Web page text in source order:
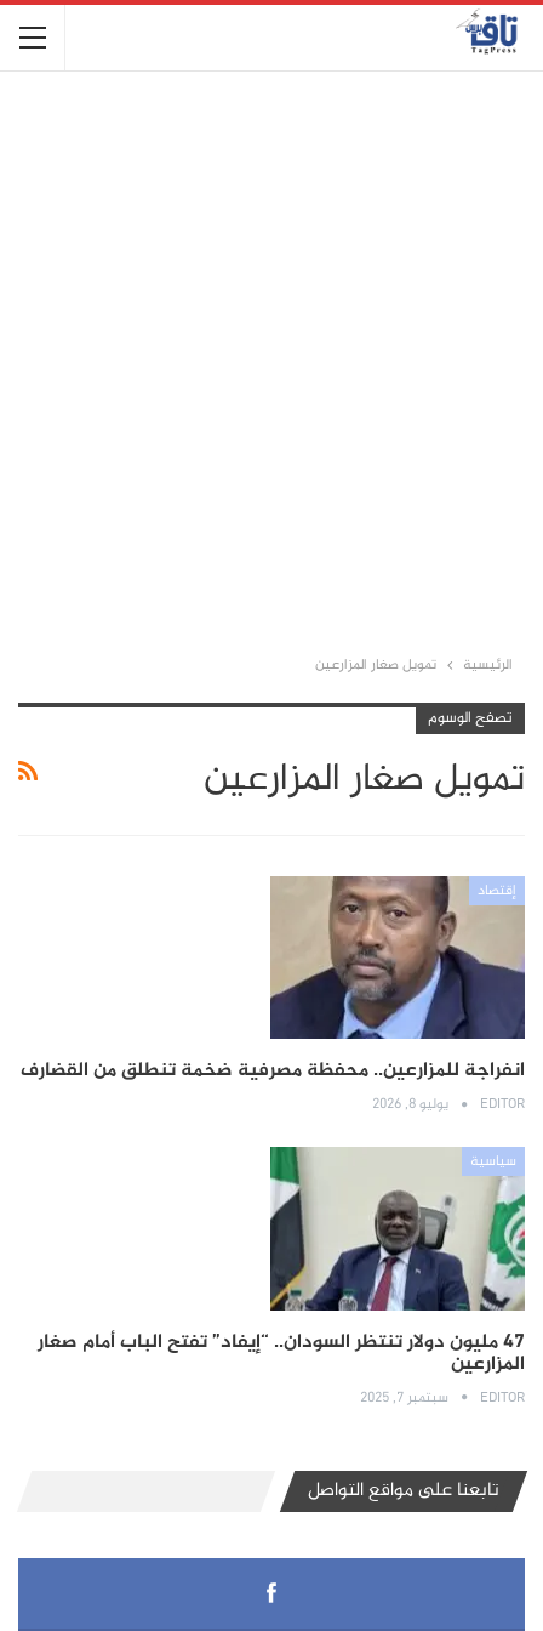
الرئيسية تمويل صغار المزارعين
تصفح الوسوم
تمويل صغار المزارعين
إقتصاد
انفراجة للمزارعين.. محفظة مصرفية ضخمة تنطلق من القضارف
EDITOR يوليو 8, 2026
سياسية
47 مليون دولار تنتظر السودان.. “إيفاد” تفتح الباب أمام صغار
المزارعين
EDITOR سبتمبر 7, 2025
تابعنا على مواقع التواصل